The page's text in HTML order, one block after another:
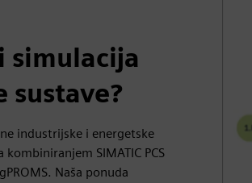
simulacija
sustave?
industrijske i energetske
SIMATIC PCS
Naša ponuda